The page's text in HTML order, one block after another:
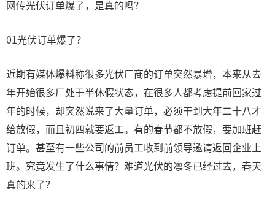
网传光伏订单爆了，是真的吗？
01光伏订单爆了？
近期有媒体爆料称很多光伏厂商的订单突然暴增，本来从去
年开始很多厂处于半休假状态，在很多人都考虑提前回家过
年的时候，却突然说来了大量订单，必须干到大年二十八才
给放假，而且初四就要返工。有的春节都不放假，要加班赶
订单。甚至有一些公司的前员工收到前领导邀请返回企业上
班。究竟发生了什么事情？难道光伏的凛冬已经过去，春天
真的来了？